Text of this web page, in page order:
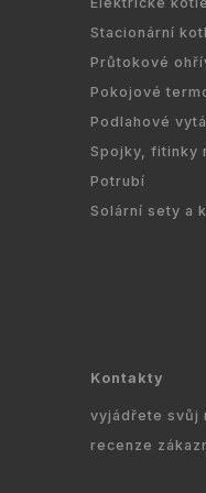
Stacionární
Průtokové
Pokojové
Podlahové
Spojky, fitinky
Potrubí
Solární sety a
Kontakty
vyjádřete svůj
recenze